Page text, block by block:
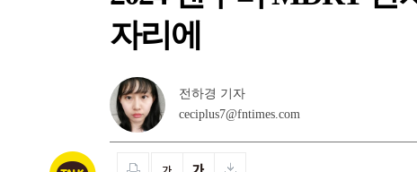
자리에
전하경 기자
ceciplus7@fntimes.com